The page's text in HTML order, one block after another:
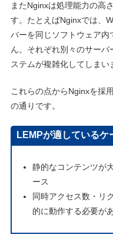
またNginxは処理能力の高
す。たとえばNginxでは、
バーを同じソフトウェア
ん。それぞれ別々のサー
ステムが複雑化してしまい
これらの点からNginxを採
の通りです。
LEMPが適しているケ
静的なコンテンツが
ース
同時アクセス数・リ
的に動作する必要が